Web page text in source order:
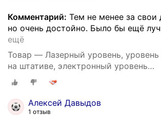
Комментарий: Тем не менее за свои
но очень достойно. Было бы ещё
ещё
Товар — Лазерный уровень,
на штативе, электронный уровень
самовыравнивающийся, нивелир
линий
Алексей Давыдов
1 отзыв